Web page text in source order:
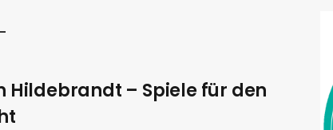
Hildebrandt – Spiele für den